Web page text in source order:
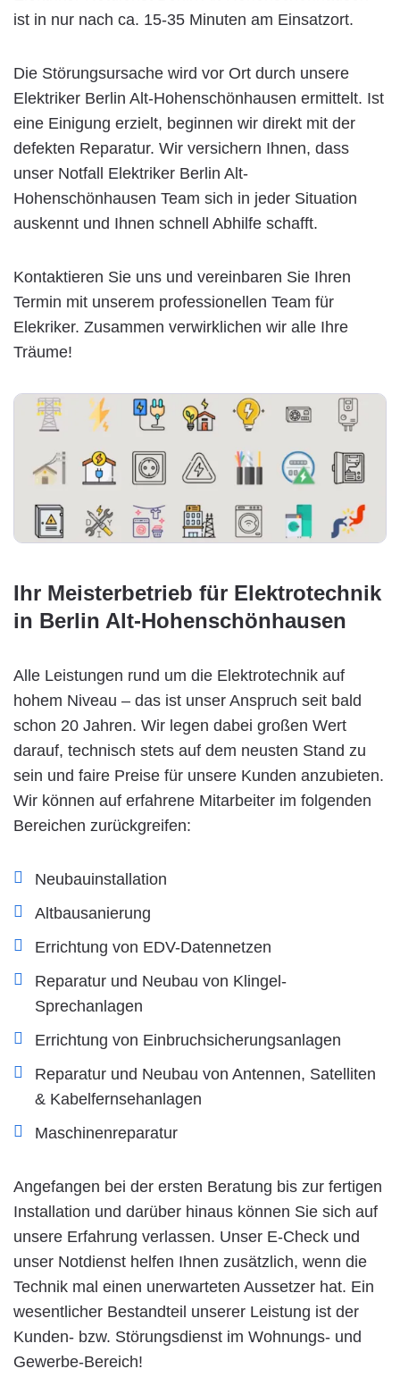
ist in nur nach ca. 15-35 Minuten am Einsatzort.
Die Störungsursache wird vor Ort durch unsere
Elektriker Berlin Alt-Hohenschönhausen ermittelt. Ist
eine Einigung erzielt, beginnen wir direkt mit der
defekten Reparatur. Wir versichern Ihnen, dass
unser Notfall Elektriker Berlin Alt-
Hohenschönhausen Team sich in jeder Situation
auskennt und Ihnen schnell Abhilfe schafft.
Kontaktieren Sie uns und vereinbaren Sie Ihren
Termin mit unserem professionellen Team für
Elekriker. Zusammen verwirklichen wir alle Ihre
Träume!
Ihr Meisterbetrieb für Elektrotechnik
in Berlin Alt-Hohenschönhausen
Alle Leistungen rund um die Elektrotechnik auf
hohem Niveau – das ist unser Anspruch seit bald
schon 20 Jahren. Wir legen dabei großen Wert
darauf, technisch stets auf dem neusten Stand zu
sein und faire Preise für unsere Kunden anzubieten.
Wir können auf erfahrene Mitarbeiter im folgenden
Bereichen zurückgreifen:
Neubauinstallation
Altbausanierung
Errichtung von EDV-Datennetzen
Reparatur und Neubau von Klingel-
Sprechanlagen
Errichtung von Einbruchsicherungsanlagen
Reparatur und Neubau von Antennen, Satelliten
& Kabelfernsehanlagen
Maschinenreparatur
Angefangen bei der ersten Beratung bis zur fertigen
Installation und darüber hinaus können Sie sich auf
unsere Erfahrung verlassen. Unser E-Check und
unser Notdienst helfen Ihnen zusätzlich, wenn die
Technik mal einen unerwarteten Aussetzer hat. Ein
wesentlicher Bestandteil unserer Leistung ist der
Kunden- bzw. Störungsdienst im Wohnungs- und
Gewerbe-Bereich!